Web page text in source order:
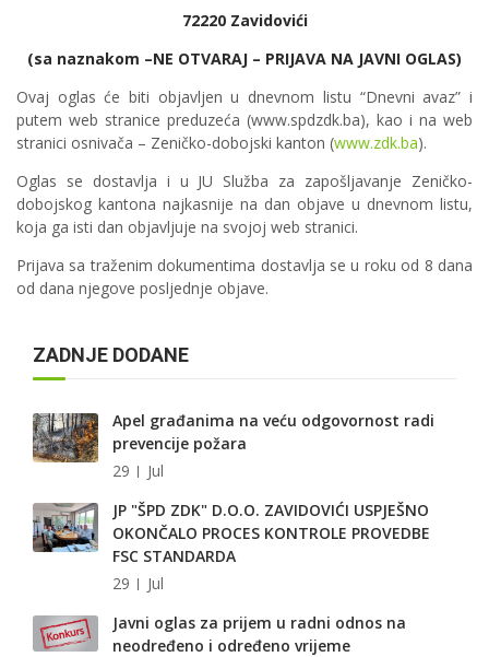
72220 Zavidovići
(sa naznakom –NE OTVARAJ – PRIJAVA NA JAVNI OGLAS)
Ovaj oglas će biti objavljen u dnevnom listu “Dnevni avaz” i
putem web stranice preduzeća (www.spdzdk.ba), kao i na web
stranici osnivača – Zeničko-dobojski kanton (www.zdk.ba).
Oglas se dostavlja i u JU Služba za zapošljavanje Zeničko-
dobojskog kantona najkasnije na dan objave u dnevnom listu,
koja ga isti dan objavljuje na svojoj web stranici.
Prijava sa traženim dokumentima dostavlja se u roku od 8 dana
od dana njegove posljednje objave.
ZADNJE DODANE
Apel građanima na veću odgovornost radi
prevencije požara
29
Jul
JP "ŠPD ZDK" D.O.O. ZAVIDOVIĆI USPJEŠNO
OKONČALO PROCES KONTROLE PROVEDBE
FSC STANDARDA
29
Jul
Javni oglas za prijem u radni odnos na
neodređeno i određeno vrijeme